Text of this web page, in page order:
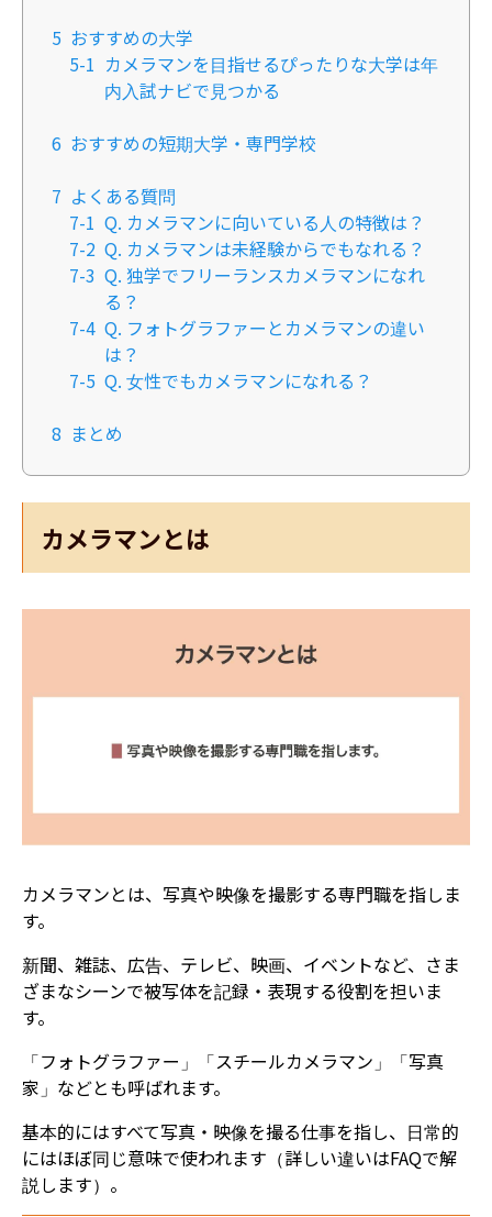
5 おすすめの大学
5-1 カメラマンを目指せるぴったりな大学は年
内入試ナビで見つかる
6 おすすめの短期大学・専門学校
7 よくある質問
7-1 Q. カメラマンに向いている人の特徴は？
7-2 Q. カメラマンは未経験からでもなれる？
7-3 Q. 独学でフリーランスカメラマンになれ
る？
7-4 Q. フォトグラファーとカメラマンの違い
は？
7-5 Q. 女性でもカメラマンになれる？
8 まとめ
カメラマンとは
カメラマンとは、写真や映像を撮影する専門職を指しま
す。
新聞、雑誌、広告、テレビ、映画、イベントなど、さま
ざまなシーンで被写体を記録・表現する役割を担いま
す。
「フォトグラファー」「スチールカメラマン」「写真
家」などとも呼ばれます。
基本的にはすべて写真・映像を撮る仕事を指し、日常的
にはほぼ同じ意味で使われます（詳しい違いはFAQで解
説します）。